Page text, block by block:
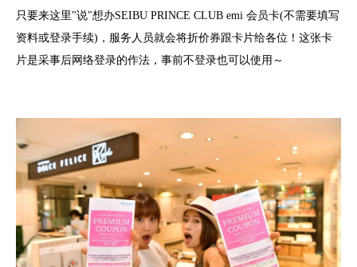
只要来这里"说"想办SEIBU PRINCE CLUB emi 会员卡(不需要填写
资料或登录手续)，服务人员就会将折价券跟卡片给各位！这张卡
片是采事后网络登录的作法，事前不登录也可以使用～